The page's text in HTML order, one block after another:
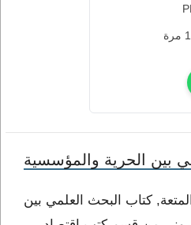
بين الحرية والمؤسسية
كتاب البحث العلمي بين